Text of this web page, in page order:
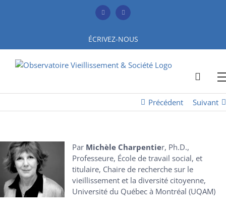
FacebookYouTube
ÉCRIVEZ-NOUS
Précédent Suivant
Par Michèle Charpentier, Ph.D.,
Professeure, École de travail social, et
titulaire, Chaire de recherche sur le
vieillissement et la diversité citoyenne,
Université du Québec à Montréal (UQAM)